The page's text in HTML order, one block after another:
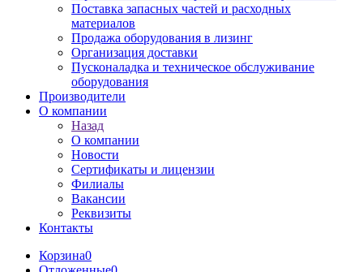
Поставка запасных частей и расходных
материалов
Продажа оборудования в лизинг
Организация доставки
Пусконаладка и техническое обслуживание
оборудования
Производители
О компании
Назад
О компании
Новости
Сертификаты и лицензии
Филиалы
Вакансии
Реквизиты
Контакты
Корзина0